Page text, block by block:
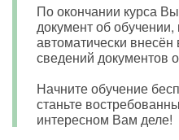
По окончании курса
документ об обучении,
автоматически
сведений документов
Начните обучение
станьте
интересном Вам деле!